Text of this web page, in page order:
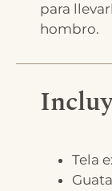
para
hombro.
Tela